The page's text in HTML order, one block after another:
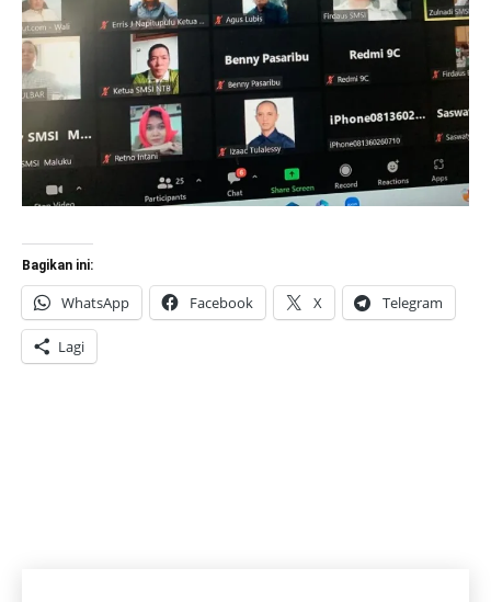
Bagikan ini:
WhatsApp Facebook X Telegram
Lagi